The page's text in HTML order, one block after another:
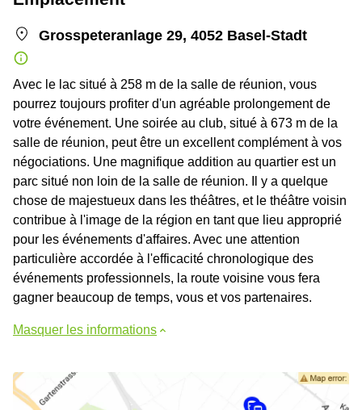
Grosspeteranlage 29, 4052 Basel-Stadt
Avec le lac situé à 258 m de la salle de réunion, vous
pourrez toujours profiter d'un agréable prolongement de
votre événement. Une soirée au club, situé à 673 m de la
salle de réunion, peut être un excellent complément à vos
négociations. Une magnifique addition au quartier est un
parc situé non loin de la salle de réunion. Il y a quelque
chose de majestueux dans les théâtres, et le théâtre voisin
contribue à l'image de la région en tant que lieu approprié
pour les événements d'affaires. Avec une attention
particulière accordée à l'efficacité chronologique des
événements professionnels, la route voisine vous fera
gagner beaucoup de temps, vous et vos partenaires.
Masquer les informations